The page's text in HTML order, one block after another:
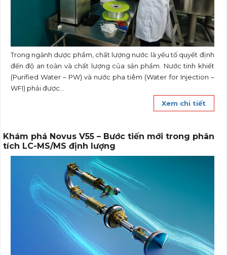
Trong ngành dược phẩm, chất lượng nước là yếu tố quyết định
đến độ an toàn và chất lượng của sản phẩm. Nước tinh khiết
(Purified Water – PW) và nước pha tiêm (Water for Injection –
WFI) phải được...
Xem chi tiết
Khám phá Novus V55 – Bước tiến mới trong phân
tích LC-MS/MS định lượng